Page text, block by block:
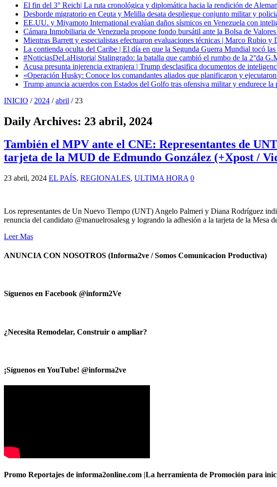
El fin del 3° Reich| La ruta cronológica y diplomática hacia la rendición de
Desborde migratorio en Ceuta y Melilla desata despliegue conjunto militar y
EE.UU. y Miyamoto International evalúan daños sísmicos en Venezuela con
Cámara Inmobiliaria de Venezuela propone fondo bursátil ante la Bolsa de
Mientras Barrett y especialistas efectuaron evaluaciones técnicas | Marco Rubio
La contienda oculta del Caribe | El día en que la Segunda Guerra Mundial tocó las
#NoticiasDeLaHistoria| Stalingrado: la batalla que cambió el rumbo de la 2°da
Acusa presunta injerencia extranjera | Trump desclasifica documentos de
«Operación Husky: Conoce los comandantes aliados que planificaron y
Trump anuncia acuerdos con Estados del Golfo tras ofensiva militar y endurece la
INICIO / 2024 / abril / 23
Daily Archives: 23 abril, 2024
También el MPV ante el CNE: Representantes de
tarjeta de la MUD de Edmundo González (+Xpost /
23 abril, 2024 EL PAÍS, REGIONALES, ULTIMA HORA 0
Los representantes de Un Nuevo Tiempo (UNT) Angelo Palmeri y Diana Rodríguez
renuncia del candidato @manuelrosalesg y logrando la adhesión a la tarjeta de la
Leer Mas
ANUNCIA CON NOSOTROS (Informa2ve / Somos Comunicacion Productiva)
Síguenos en Facebook @inform2Ve
¿Necesita Remodelar, Construir o ampliar?
¡Síguenos en YouTube! @informa2ve
Promo Reportajes de informa2online.com |La herramienta de Promoción para